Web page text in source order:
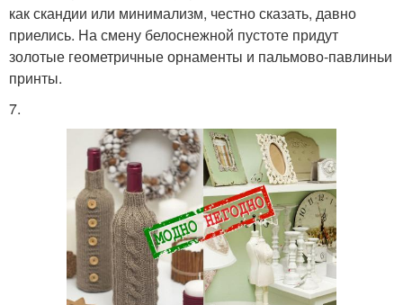
как скандии или минимализм, честно сказать, давно
приелись. На смену белоснежной пустоте придут
золотые геометричные орнаменты и пальмово-павлиньи
принты.
7.